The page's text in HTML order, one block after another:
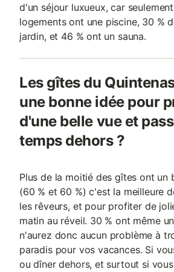
d'un séjour luxueux, car
logements ont une piscine, 30 %
jardin, et 46 % ont un sauna.
Les gîtes du
une bonne idée pour
d'une belle vue et
temps dehors ?
Plus de la moitié des gîtes ont un
(60 % et 60 %) c'est la meilleure
les rêveurs, et pour profiter de
matin au réveil. 30 % ont même
n'aurez donc aucun problème à
paradis pour vos vacances. Si
ou dîner dehors, et surtout si